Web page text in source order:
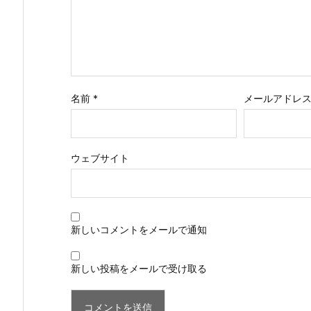
名前 * メールアドレ
ウェブサイト
新しいコメントをメールで通知
新しい投稿をメールで受け取る